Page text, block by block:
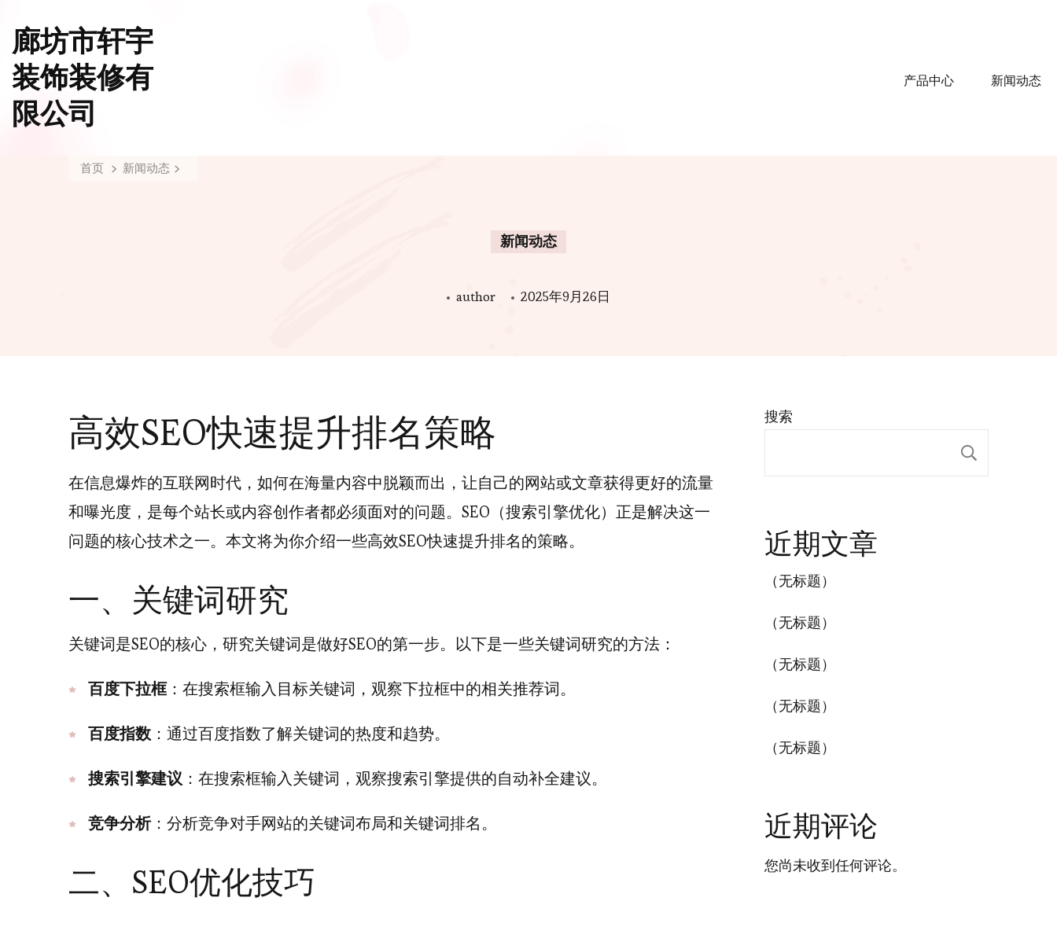
产品中心 新闻动态
廊坊市轩宇
装饰装修有
限公司
首页 新闻动态
新闻动态
author 2025年9月26日
高效SEO快速提升排名策略
在信息爆炸的互联网时代，如何在海量内容中脱颖而出，让自己的网站或文章获得更好的流量
和曝光度，是每个站长或内容创作者都必须面对的问题。SEO（搜索引擎优化）正是解决这一
问题的核心技术之一。本文将为你介绍一些高效SEO快速提升排名的策略。
一、关键词研究
关键词是SEO的核心，研究关键词是做好SEO的第一步。以下是一些关键词研究的方法：
百度下拉框：在搜索框输入目标关键词，观察下拉框中的相关推荐词。
百度指数 ：通过百度指数了解关键词的热度和趋势。
搜索引擎建议 ：在搜索框输入关键词，观察搜索引擎提供的自动补全建议。
竞争分析：分析竞争对手网站的关键词布局和关键词排名。
二、SEO优化技巧
搜索
近期文章
（无标题）
（无标题）
（无标题）
（无标题）
（无标题）
近期评论
您尚未收到任何评论。